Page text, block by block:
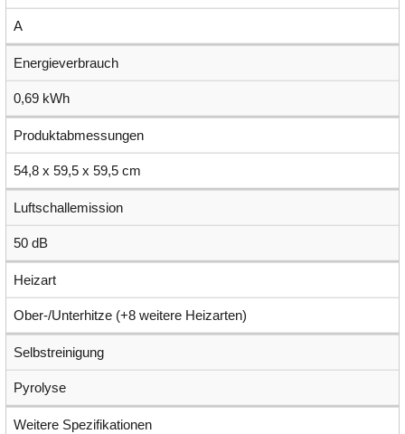
A
Energieverbrauch
0,69 kWh
Produktabmessungen
54,8 x 59,5 x 59,5 cm
Luftschallemission
50 dB
Heizart
Ober-/Unterhitze (+8 weitere Heizarten)
Selbstreinigung
Pyrolyse
Weitere Spezifikationen